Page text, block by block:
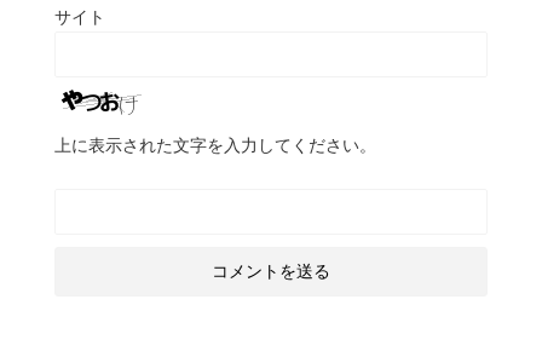
サイト
上に表示された文字を入力してください。